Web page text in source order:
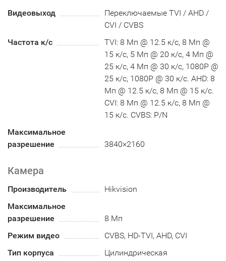
Видеовыход
Переключаемые TVI / AHD /
CVI / CVBS
Частота к/с
TVI: 8 Мп @ 12.5 к/с, 8 Мп @
15 к/с, 5 Мп @ 20 к/с, 4 Мп @
25 к/с, 4 Мп @ 30 к/с, 1080P @
25 к/с, 1080P @ 30 к/с. AHD: 8
Мп @ 12.5 к/с, 8 Мп @ 15 к/с.
CVI: 8 Мп @ 12.5 к/с, 8 Мп @
15 к/с. CVBS: P/N
Максимальное
разрешение
3840×2160
Камера
Производитель
Hikvision
Максимальное
разрешение
8 Мп
Режим видео
CVBS, HD-TVI, AHD, CVI
Тип корпуса
Цилиндрическая